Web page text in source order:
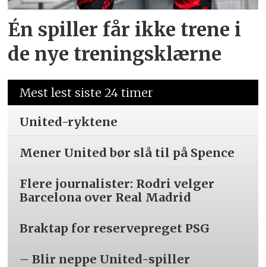
Én spiller får ikke trene i
de nye treningsklærne
Mest lest siste 24 timer
United-ryktene
Mener United bør slå til på Spence
Flere journalister: Rodri velger
Barcelona over Real Madrid
Braktap for reservepreget PSG
– Blir neppe United-spiller